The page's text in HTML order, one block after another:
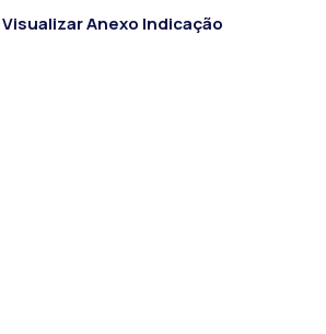
Visualizar Anexo Indicação